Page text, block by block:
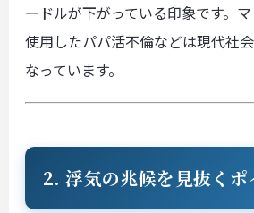
ードルが下がっている印象です。
使用したパパ活不倫などは現代社
なっています。
2. 浮気の兆候を見抜くポ